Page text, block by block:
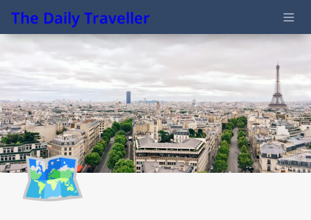
The Daily Traveller
🗺️